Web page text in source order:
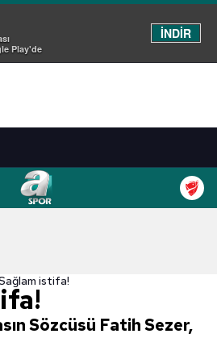
Play'de
İNDİR
istifa!
Sözcüsü Fatih Sezer,